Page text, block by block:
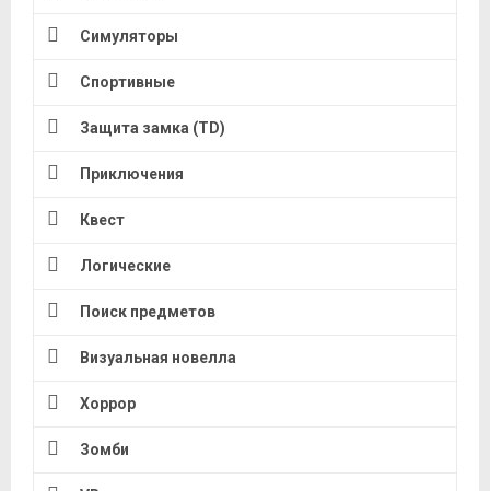
Симуляторы
Спортивные
Защита замка (TD)
Приключения
Квест
Логические
Поиск предметов
Визуальная новелла
Хоррор
Зомби